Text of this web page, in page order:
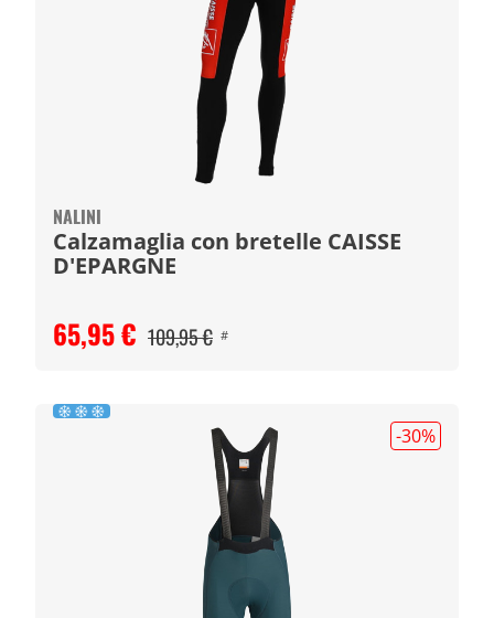
NALINI
Calzamaglia con bretelle CAISSE
D'EPARGNE
65,95 € 109,95 € #
-30%